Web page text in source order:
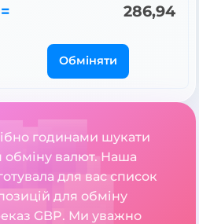
= 286,94
Обміняти
годинами шукати
обміну валют. Наша
для вас список
для обміну
GBP. Ми уважно